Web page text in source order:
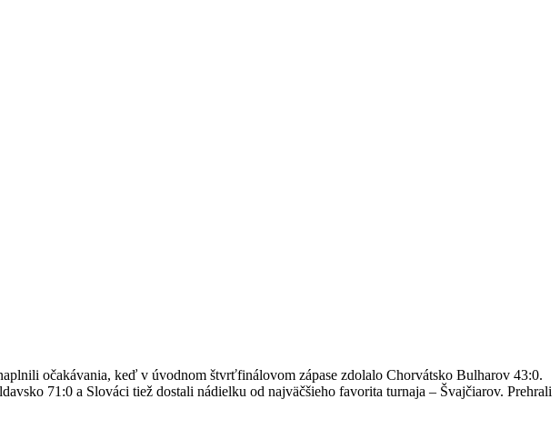
očakávania, keď v úvodnom štvrťfinálovom zápase zdolalo Chorvátsko Bulharov 43:0.
71:0 a Slováci tiež dostali nádielku od najväčšieho favorita turnaja – Švajčiarov. Prehrali